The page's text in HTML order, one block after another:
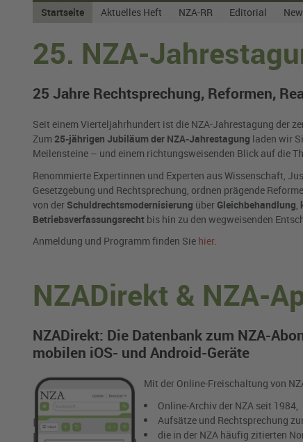
Startseite Aktuelles Heft NZA-RR Editorial
25. NZA-
25 Jahre Rechtsprechung, Reformen,
Seit einem Vierteljahrhundert ist die NZA-Jahrestagung der
Zum 25-jährigen Jubiläum der NZA-Jahrestagung laden wir
Meilensteine – und einem richtungsweisenden Blick auf die
Renommierte Expertinnen und Experten aus Wissenschaft,
Gesetzgebung und Rechtsprechung, ordnen prägende
von der Schuldrechtsmodernisierung über Gleichbehandlung
Betriebsverfassungsrecht bis hin zu den wegweisenden
Anmeldung und Programm finden Sie hier.
NZADirekt & NZA-
NZADirekt: Die Datenbank zum NZA-
mobilen iOS- und Android-Geräte
Mit der Online-Freischaltung von
Online-Archiv der NZA seit 1984,
Aufsätze und Rechtsprechung
die in der NZA häufig zitierten